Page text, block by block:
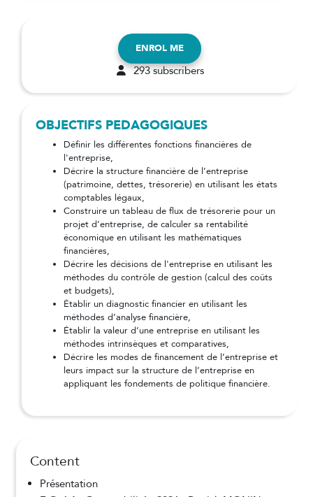
Content
Présentation
ENROL ME
293 subscribers
OBJECTIFS PEDAGOGIQUES
Définir les différentes fonctions financières de
l'entreprise,
Décrire la structure financière de l’entreprise
(patrimoine, dettes, trésorerie) en utilisant les états
comptables légaux,
Construire un tableau de flux de trésorerie pour un
projet d’entreprise, de calculer sa rentabilité
économique en utilisant les mathématiques
financières,
Décrire les décisions de l'entreprise en utilisant les
méthodes du contrôle de gestion (calcul des coûts
et budgets),
Établir un diagnostic financier en utilisant les
méthodes d’analyse financière,
Établir la valeur d’une entreprise en utilisant les
méthodes intrinsèques et comparatives,
Décrire les modes de financement de l’entreprise et
leurs impact sur la structure de l’entreprise en
appliquant les fondements de politique financière.